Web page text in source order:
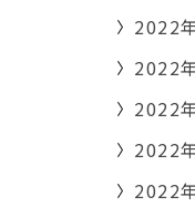
2022
2022
2022
2022
2022